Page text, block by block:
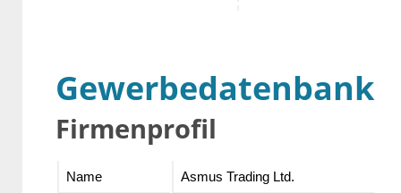
Gewerbedatenbank
Firmenprofil
Name Asmus Trading Ltd.